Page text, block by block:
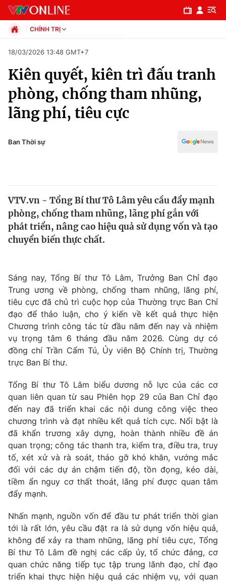
Chuyên mục
Chính trị
Thế giới
Tin tức
Câu chuyện quốc tế
Kinh tế
Thị trường
Góc doanh nghiệp
Dữ liệu và đời sống
Truyền hình
Phim VTV
Hậu trường
Nhân vật
Khán giả
Giải sao mai
Giải trí
Điện ảnh
Sao
Đời sống
Du lịch
Làm đẹp
Chất lượng cuộc sống
Giáo dục
Tuyển sinh
Học trực tuyến
Công nghệ
Hitech Công nghệ tương lai
Sản phẩm
Thị trường
Giao lưu trực tuyến
Lịch phát sóng
Chuyên mục khác
Emagazine Podcast
Photo Infographic
CHÍNH TRỊ
Xã hội
Pháp luật
Kinh tế
Thể thao
Truyền hình
Văn hóa - Giải trí
Đời sống
18/03/2026 13:48 GMT+7
Kiên quyết, kiên trì đấu tranh
phòng, chống tham nhũng,
lãng phí, tiêu cực
Ban Thời sự
VTV.vn - Tổng Bí thư Tô Lâm yêu cầu đẩy mạnh
phòng, chống tham nhũng, lãng phí gắn với
phát triển, nâng cao hiệu quả sử dụng vốn và tạo
chuyển biến thực chất.
Sáng nay, Tổng Bí thư Tô Lâm, Trưởng Ban Chỉ đạo
Trung ương về phòng, chống tham nhũng, lãng phí,
tiêu cực đã chủ trì cuộc họp của Thường trực Ban Chỉ
đạo để thảo luận, cho ý kiến về kết quả thực hiện
Chương trình công tác từ đầu năm đến nay và nhiệm
vụ trọng tâm 6 tháng đầu năm 2026. Cùng dự có
đồng chí Trần Cẩm Tú, Ủy viên Bộ Chính trị, Thường
trực Ban Bí thư.
Tổng Bí thư Tô Lâm biểu dương nỗ lực của các cơ
quan liên quan từ sau Phiên họp 29 của Ban Chỉ đạo
đến nay đã triển khai các nội dung công việc theo
chương trình và đạt nhiều kết quả tích cực. Nổi bật là
đã khẩn trương xây dựng, hoàn thành nhiều đề án
quan trọng; công tác thanh tra, kiểm tra, điều tra, truy
tố, xét xử và rà soát, tháo gỡ khó khăn, vướng mắc
đối với các dự án chậm tiến độ, tồn đọng, kéo dài,
tiềm ẩn nguy cơ thất thoát, lãng phí được quan tâm
đẩy mạnh.
Nhấn mạnh, nguồn vốn để đầu tư phát triển thời gian
tới là rất lớn, yêu cầu đặt ra là sử dụng vốn hiệu quả,
không để xảy ra tham nhũng, lãng phí tiêu cực, Tổng
Bí thư Tô Lâm đề nghị các cấp ủy, tổ chức đảng, cơ
quan chức năng tiếp tục tập trung lãnh đạo, chỉ đạo
triển khai thực hiện hiệu quả các nhiệm vụ, với quan